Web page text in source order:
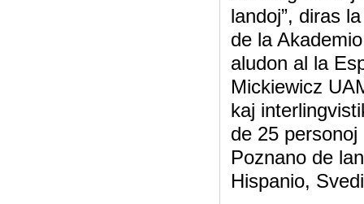
landoj”, diras
de la
aludon al la
Mickiewicz
kaj
de 25
Poznano de
Hispanio,